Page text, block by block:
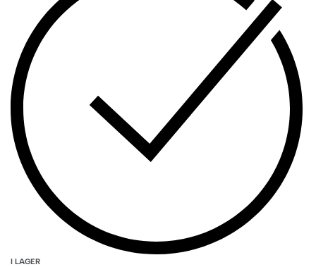
I LAGER